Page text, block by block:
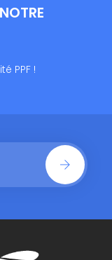
PPF !